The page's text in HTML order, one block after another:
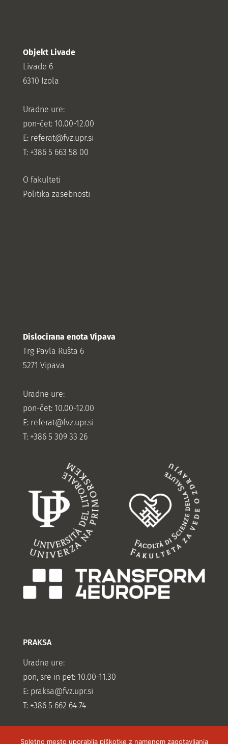
Objekt Livade
Livade 6
6310 Izola
Uradne ure:
pon-čet: 10.00-12.00
E: referat@fvz.upr.si
T: +386 5 663 58 00
O fakulteti
Politika zasebnosti
Dislocirana enota Vipava
Trg Pavla Rušta 6
5271 Vipava
Uradne ure:
pon-čet: 10.00-12.00
E: referat@fvz.upr.si
T: +386 5 309 33 26
PRAKSA
Uradne ure:
pon, sre in pet: 10.00-11.30
E: praksa@fvz.upr.si
T: +386 5 662 64 74
Spletno mesto uporablja piškotke z namenom zagotavljanja